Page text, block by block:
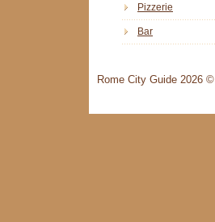
Pizzerie
Bar
Rome City Guide 2026 ©